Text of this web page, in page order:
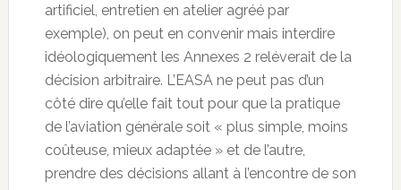
artificiel, entretien en atelier agréé par
exemple), on peut en convenir mais interdire
idéologiquement les Annexes 2 reléverait de la
décision arbitraire. L’EASA ne peut pas d’un
côté dire qu’elle fait tout pour que la pratique
de l’aviation générale soit « plus simple, moins
coûteuse, mieux adaptée » et de l’autre,
prendre des décisions allant à l’encontre de son